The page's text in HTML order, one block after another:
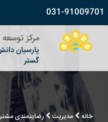
031-91009701
مرکز توسعه
پارسیان
گستر
خانه مدیریت رضایتمندی